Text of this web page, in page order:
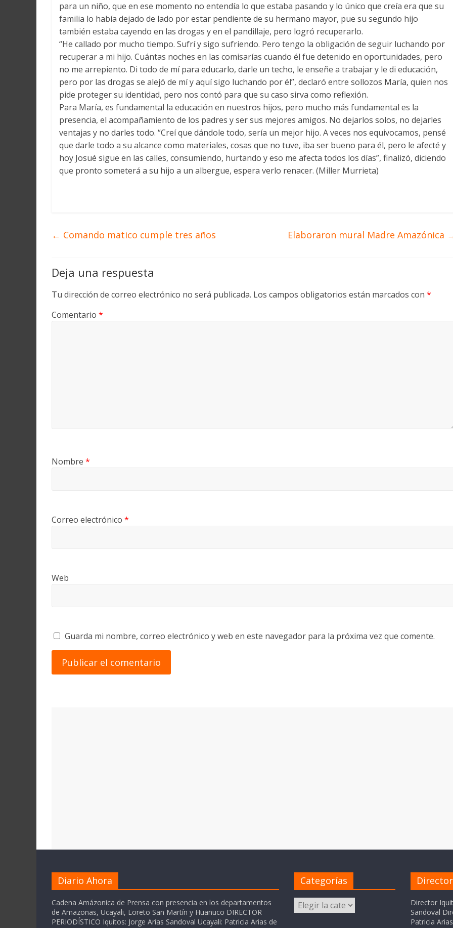
para un niño, que en ese momento no entendía lo que estaba pasando y lo único que creía era que su
familia lo había dejado de lado por estar pendiente de su hermano mayor, pue su segundo hijo
también estaba cayendo en las drogas y en el pandillaje, pero logró recuperarlo.
“He callado por mucho tiempo. Sufrí y sigo sufriendo. Pero tengo la obligación de seguir luchando por
recuperar a mi hijo. Cuántas noches en las comisarías cuando él fue detenido en oportunidades, pero
no me arrepiento. Di todo de mí para educarlo, darle un techo, le enseñe a trabajar y le di educación,
pero por las drogas se alejó de mí y aquí sigo luchando por él”, declaró entre sollozos María, quien nos
pide proteger su identidad, pero nos contó para que su caso sirva como reflexión.
Para María, es fundamental la educación en nuestros hijos, pero mucho más fundamental es la
presencia, el acompañamiento de los padres y ser sus mejores amigos. No dejarlos solos, no dejarles
ventajas y no darles todo. “Creí que dándole todo, sería un mejor hijo. A veces nos equivocamos, pensé
que darle todo a su alcance como materiales, cosas que no tuve, iba ser bueno para él, pero le afecté y
hoy Josué sigue en las calles, consumiendo, hurtando y eso me afecta todos los días”, finalizó, diciendo
que pronto someterá a su hijo a un albergue, espera verlo renacer. (Miller Murrieta)
← Comando matico cumple tres años Elaboraron mural Madre Amazónica
Deja una respuesta
Tu dirección de correo electrónico no será publicada. Los campos obligatorios están marcados con *
Comentario *
Nombre *
Correo electrónico *
Web
Guarda mi nombre, correo electrónico y web en este navegador para la próxima vez que comente.
Diario Ahora
Cadena Amázonica de Prensa con presencia en los departamentos
de Amazonas, Ucayali, Loreto San Martín y Huanuco DIRECTOR
PERIODÍSTICO Iquitos: Jorge Arias Sandoval Ucayali: Patricia Arias de
Categorías
Categorías
Director
Sandoval
Patricia